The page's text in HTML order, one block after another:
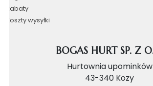
Rabaty
Koszty wysyłki
BOGAS HURT SP. Z
Hurtownia upominków
43-340 Kozy